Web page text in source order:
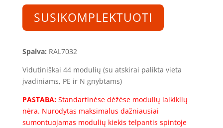
SD060520-
(44mod.)
(600x500x200)
SUSIKOMPLEKTUOTI
Spalva: RAL7032
Vidutiniškai 44 modulių (su atskirai palikta vieta
įvadiniams, PE ir N gnybtams)
PASTABA:Standartinėse dėžėse modulių laikiklių
nėra. Nurodytas maksimalus dažniausiai
sumontuojamas modulių kiekis telpantis spintoje